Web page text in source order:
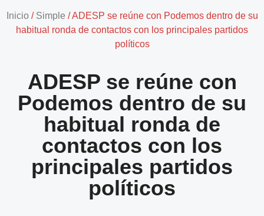
Inicio/ Simple /ADESP se reúne con Podemos dentro de su
habitual ronda de contactos con los principales partidos
políticos
ADESP se reúne con
Podemos dentro de su
habitual ronda de
contactos con los
principales partidos
políticos